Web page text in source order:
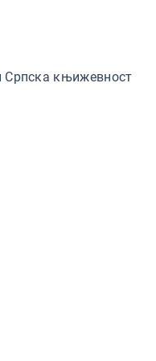
Српска књижевност